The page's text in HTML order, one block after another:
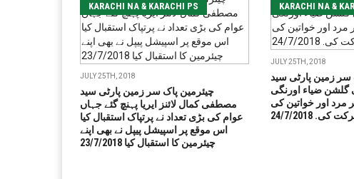
KARACHI NA & KARACHI PS
JULY 25TH, 2018
چیئرمین پاک سر زمین پارٹی سید
مصطفی کمال لائنز ایریا پہنچ گئے جہاں
عوام کی بڑی تعداد نے پرتپاک استقبال کیا
اس موقع پر اسپیشل پیپل نے بھی اپنے
چیئرمین کا استقبال کیا 23/7/2018
KARACHI NA &
JULY 25TH, 2018
سر زمین پارٹی سید
ضیاء اورنگی
مرد اور خواتین کی
24/7/2018